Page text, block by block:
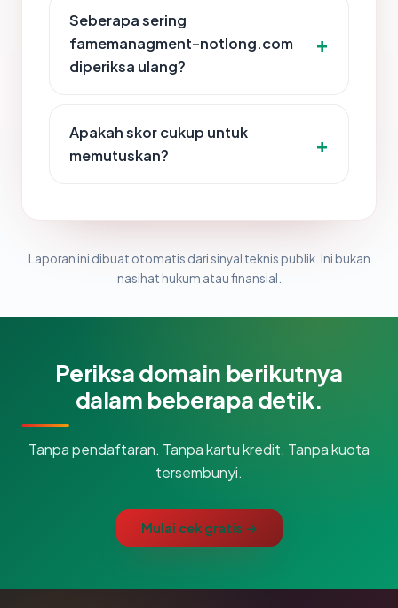
Seberapa sering
famemanagment-notlong.com
diperiksa ulang?
Apakah skor cukup untuk
memutuskan?
Laporan ini dibuat otomatis dari sinyal teknis publik. Ini bukan
nasihat hukum atau finansial.
Periksa domain berikutnya
dalam beberapa detik.
Tanpa pendaftaran. Tanpa kartu kredit. Tanpa kuota
tersembunyi.
Mulai cek gratis →